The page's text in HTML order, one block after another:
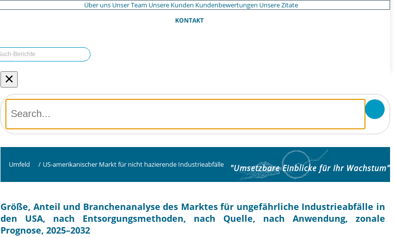
Über uns Unser Team Unsere Kunden Kundenbewertungen Unsere Zitate
KONTAKT
×
Umfeld / US-amerikanischer Markt für nicht hazierende Industrieabfälle "Umsetzbare Einblicke für Ihr Wachstum"
Größe, Anteil und Branchenanalyse des Marktes für ungefährliche Industrieabfälle in
den USA, nach Entsorgungsmethoden, nach Quelle, nach Anwendung, zonale
Prognose, 2025–2032